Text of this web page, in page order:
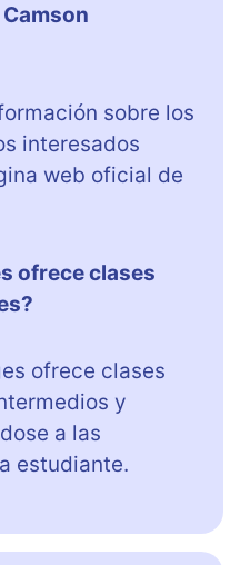
sobre los
interesados
web oficial de
ofrece clases
ofrece clases
y
a las
estudiante.